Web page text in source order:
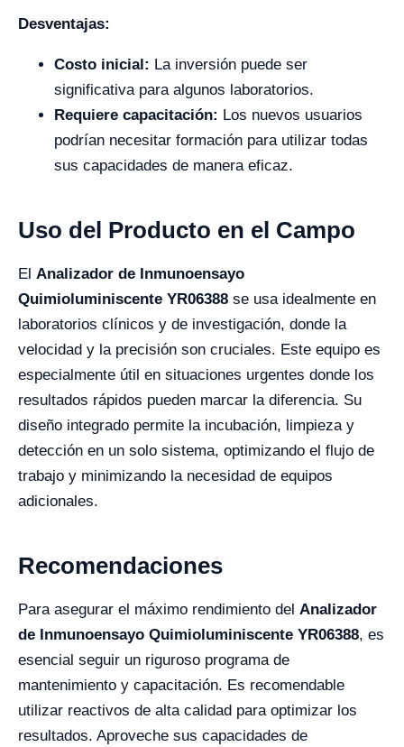
Desventajas:
Costo inicial: La inversión puede ser
significativa para algunos laboratorios.
Requiere capacitación: Los nuevos usuarios
podrían necesitar formación para utilizar todas
sus capacidades de manera eficaz.
Uso del Producto en el Campo
El Analizador de Inmunoensayo
Quimioluminiscente YR06388 se usa idealmente en
laboratorios clínicos y de investigación, donde la
velocidad y la precisión son cruciales. Este equipo es
especialmente útil en situaciones urgentes donde los
resultados rápidos pueden marcar la diferencia. Su
diseño integrado permite la incubación, limpieza y
detección en un solo sistema, optimizando el flujo de
trabajo y minimizando la necesidad de equipos
adicionales.
Recomendaciones
Para asegurar el máximo rendimiento del Analizador
de Inmunoensayo Quimioluminiscente YR06388, es
esencial seguir un riguroso programa de
mantenimiento y capacitación. Es recomendable
utilizar reactivos de alta calidad para optimizar los
resultados. Aproveche sus capacidades de